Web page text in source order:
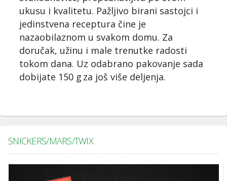
ukusu i kvalitetu. Pažljivo birani sastojci i
jedinstvena receptura čine je
nazaobilaznom u svakom domu. Za
doručak, užinu i male trenutke radosti
tokom dana. Uz odabrano pakovanje sada
dobijate 150 g za još više deljenja.
SNICKERS/MARS/TWIX